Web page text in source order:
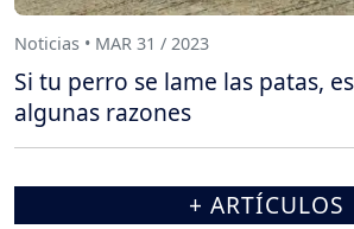
Noticias • MAR 31 / 2023
Si tu perro se lame las patas,
algunas razones
+ ARTÍCULOS